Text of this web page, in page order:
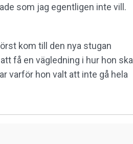
som jag egentligen inte vill.
kom till den nya stugan
få en vägledning i hur hon ska
varför hon valt att inte gå hela